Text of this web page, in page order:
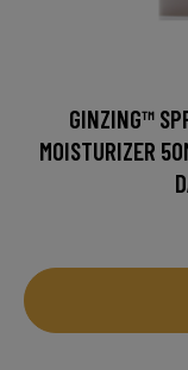
GINZING™
MOISTURIZER